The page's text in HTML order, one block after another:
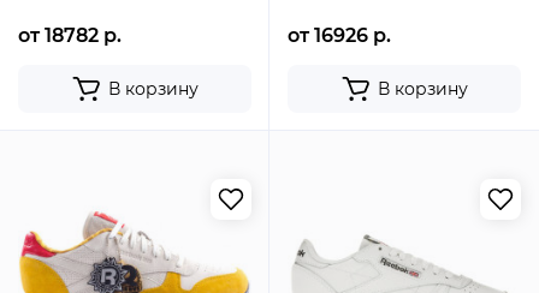
от 18782 р.
В корзину
от 16926 р.
В корзину